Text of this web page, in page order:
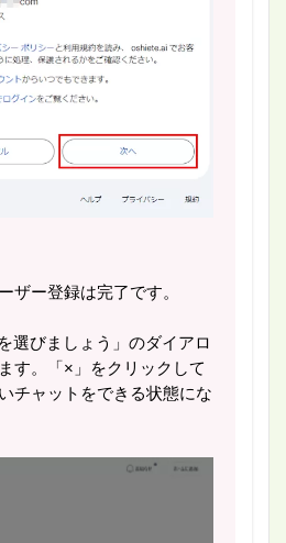
ザー登録は完了です。
選びましょう」のダイアロ
す。「×」をクリックして
チャットをできる状態にな